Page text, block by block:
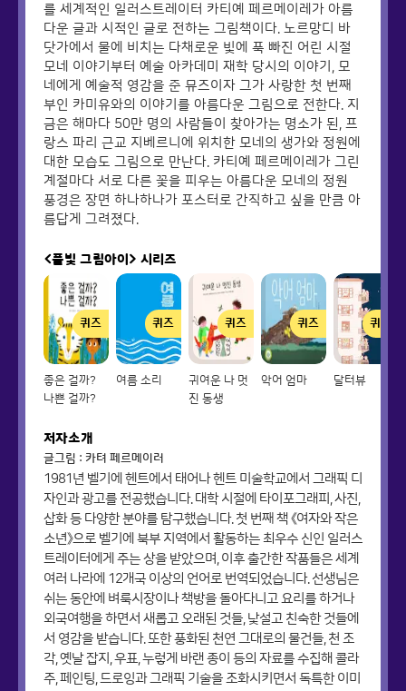
를 세계적인 일러스트레이터 카티예 페르메이레가 아름
다운 글과 시적인 글로 전하는 그림책이다. 노르망디 바
닷가에서 물에 비치는 다채로운 빛에 푹 빠진 어린 시절
모네 이야기부터 예술 아카데미 재학 당시의 이야기, 모
네에게 예술적 영감을 준 뮤즈이자 그가 사랑한 첫 번째
부인 카미유와의 이야기를 아름다운 그림으로 전한다. 지
금은 해마다 50만 명의 사람들이 찾아가는 명소가 된, 프
랑스 파리 근교 지베르니에 위치한 모네의 생가와 정원에
대한 모습도 그림으로 만난다. 카티예 페르메이레가 그린
계절마다 서로 다른 꽃을 피우는 아름다운 모네의 정원
풍경은 장면 하나하나가 포스터로 간직하고 싶을 만큼 아
름답게 그려졌다.
<풀빛 그림아이> 시리즈
퀴즈
좋은 걸까?
나쁜 걸까?
퀴즈
여름 소리
퀴즈
귀여운 나 멋
진 동생
퀴즈
악어 엄마
퀴즈
달터뷰
저자소개
글그림 : 카텨 페르메이러
1981년 벨기에 헨트에서 태어나 헨트 미술학교에서 그래픽 디
자인과 광고를 전공했습니다. 대학 시절에 타이포그래피, 사진,
삽화 등 다양한 분야를 탐구했습니다. 첫 번째 책 《여자와 작은
소년》으로 벨기에 북부 지역에서 활동하는 최우수 신인 일러스
트레이터에게 주는 상을 받았으며, 이후 출간한 작품들은 세계
여러 나라에 12개국 이상의 언어로 번역되었습니다. 선생님은
쉬는 동안에 벼룩시장이나 책방을 돌아다니고 요리를 하거나
외국여행을 하면서 새롭고 오래된 것들, 낯설고 친숙한 것들에
서 영감을 받습니다. 또한 풍화된 천연 그대로의 물건들, 천 조
각, 옛날 잡지, 우표, 누렇게 바랜 종이 등의 자료를 수집해 콜라
주, 페인팅, 드로잉과 그래픽 기술을 조화시키면서 독특한 이미